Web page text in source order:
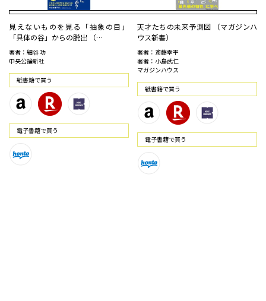
見えないものを見る「抽象の目」
「具体の谷」からの脱出 （…
著者：細谷 功
中央公論新社
紙書籍で買う
電⼦書籍で買う
天才たちの未来予測図 （マガジンハ
ウス新書）
著者：斎藤幸平
著者：小島武仁
マガジンハウス
紙書籍で買う
電⼦書籍で買う